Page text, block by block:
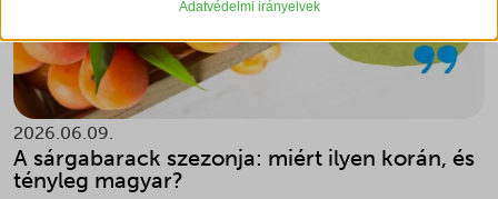
2026.06.09.
A sárgabarack szezonja: miért ilyen korán, és
tényleg magyar?
_hjsession_*
_lscache_vary
_vis_opt_s
_vis_opt_test_cookie
cookieconsent_status
weboldalunkkal.
Részletek megjelenítése
_clsk
_ga
Marketing
A marketing szolgáltatásokat harmadik fél hirdetői vagy kiadói
használják személyre szabott hirdetések megjelenítésére. Ezt a
látogatók nyomon követésével teszik meg különböző
Adatvédelmi irányelvek